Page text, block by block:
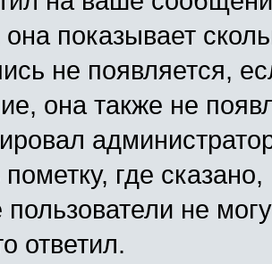
она показывает
не появляется,
она также не
пометку, где
не
ответил.